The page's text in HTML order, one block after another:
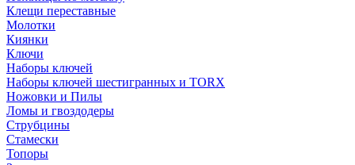
Клещи переставные
Молотки
Киянки
Ключи
Наборы ключей
Наборы ключей шестигранных и TORX
Ножовки и Пилы
Ломы и гвоздодеры
Струбцины
Стамески
Топоры